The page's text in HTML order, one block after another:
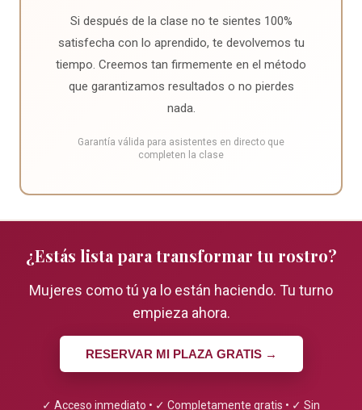
Si después de la clase no te sientes 100%
satisfecha con lo aprendido, te devolvemos tu
tiempo. Creemos tan firmemente en el método
que garantizamos resultados o no pierdes
nada.
Garantía válida para asistentes en directo que
completen la clase
¿Estás lista para transformar tu rostro?
Mujeres como tú ya lo están haciendo. Tu turno
empieza ahora.
RESERVAR MI PLAZA GRATIS →
✓ Acceso inmediato • ✓ Completamente gratis • ✓ Sin